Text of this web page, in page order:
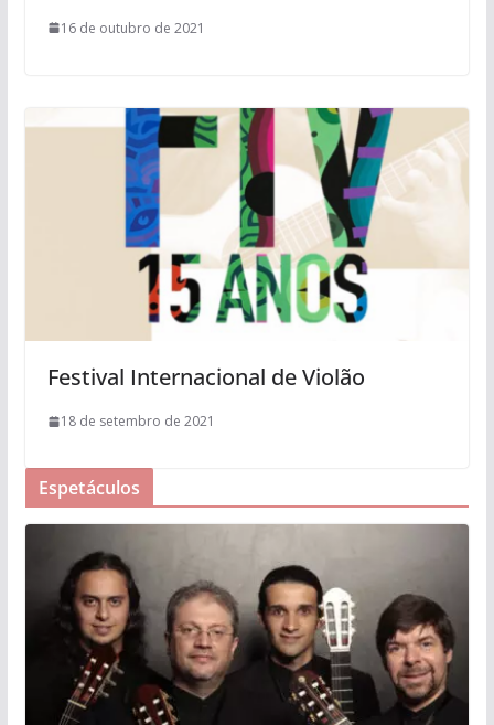
16 de outubro de 2021
Festival Internacional de Violão
18 de setembro de 2021
Espetáculos